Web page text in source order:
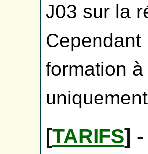
J03 sur la
formation
[TARIFS]